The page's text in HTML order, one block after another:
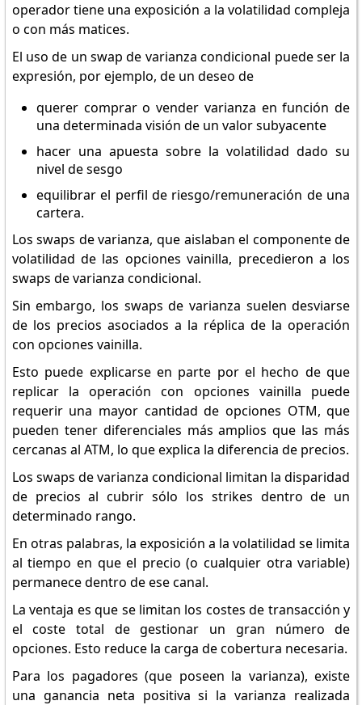
operador tiene una exposición a la volatilidad compleja
o con más matices.
El uso de un swap de varianza condicional puede ser la
expresión, por ejemplo, de un deseo de
querer comprar o vender varianza en función de
una determinada visión de un valor subyacente
hacer una apuesta sobre la volatilidad dado su
nivel de sesgo
equilibrar el perfil de riesgo/remuneración de una
cartera.
Los swaps de varianza, que aislaban el componente de
volatilidad de las opciones vainilla, precedieron a los
swaps de varianza condicional.
Sin embargo, los swaps de varianza suelen desviarse
de los precios asociados a la réplica de la operación
con opciones vainilla.
Esto puede explicarse en parte por el hecho de que
replicar la operación con opciones vainilla puede
requerir una mayor cantidad de opciones OTM, que
pueden tener diferenciales más amplios que las más
cercanas al ATM, lo que explica la diferencia de precios.
Los swaps de varianza condicional limitan la disparidad
de precios al cubrir sólo los strikes dentro de un
determinado rango.
En otras palabras, la exposición a la volatilidad se limita
al tiempo en que el precio (o cualquier otra variable)
permanece dentro de ese canal.
La ventaja es que se limitan los costes de transacción y
el coste total de gestionar un gran número de
opciones. Esto reduce la carga de cobertura necesaria.
Para los pagadores (que poseen la varianza), existe
una ganancia neta positiva si la varianza realizada